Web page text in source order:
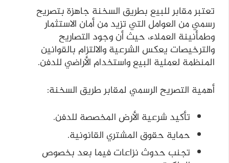
تعتبر مقابر للبيع بطريق السخنة جاهزة بتصريح
رسمي من العوامل التي تزيد من أمان الاستثمار
وطمأنينة العملاء، حيث أن وجود التصاريح
والترخيصات يعكس الشرعية والالتزام بالقوانين
المنظمة لعملية البيع واستخدام الأراضي للدفن.
أهمية التصريح الرسمي لمقابر طريق السخنة:
تأكيد شرعية الأرض المخصصة للدفن.
حماية حقوق المشتري القانونية.
تجنب حدوث نزاعات فيما بعد بخصوص